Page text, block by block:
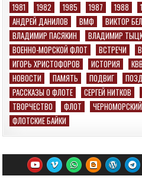
1981
1982 1985 1987 1988
АНДРЕЙ ДАНИЛОВ
ВМФ ВИКТОР
ВЛАДИМИР ПАСЯКИН
ВЛАДИМИР
ВОЕННО-МОРСКОЙ ФЛОТ
ВСТРЕЧИ
ИГОРЬ ХРИСТОФОРОВ
ИСТОРИЯ
НОВОСТИ
ПАМЯТЬ ПОДВИГ
РАССКАЗЫ О ФЛОТЕ
СЕРГЕЙ НИТКОВ
ТВОРЧЕСТВО
ФЛОТ
ФЛОТСКИЕ БАЙКИ